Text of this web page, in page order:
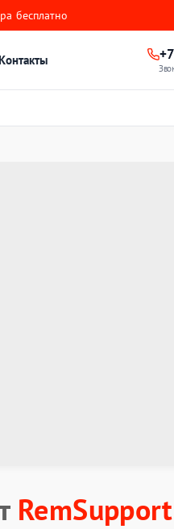
бесплатно
Контакты
RemSupport